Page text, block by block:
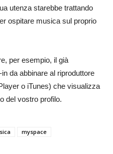
utenza starebbe trattando
ospitare musica sul proprio
per esempio, il già
da abbinare al riproduttore
o iTunes) che visualizza
del vostro profilo.
myspace